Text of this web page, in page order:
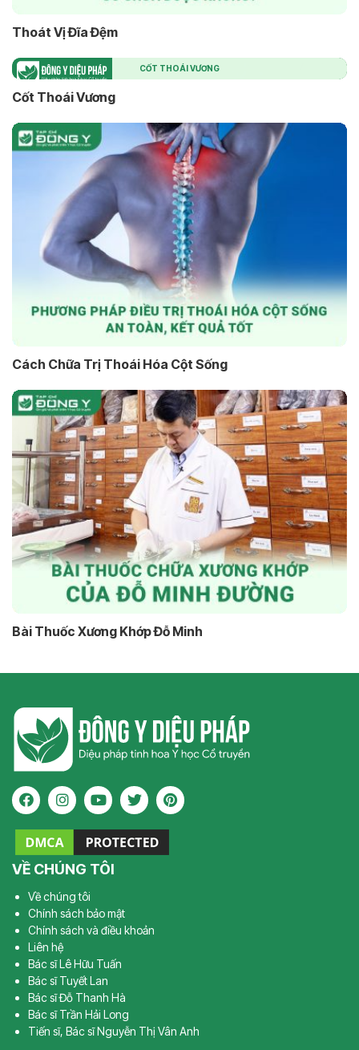
Thoát Vị Đĩa Đệm
CỐT THOÁI VƯƠNG
Cốt Thoái Vương
Cách Chữa Trị Thoái Hóa Cột Sống
Bài Thuốc Xương Khớp Đỗ Minh
VỀ CHÚNG TÔI
Về chúng tôi
Chính sách bảo mật
Chính sách và điều khoản
Liên hệ
Bác sĩ Lê Hữu Tuấn
Bác sĩ Tuyết Lan
Bác sĩ Đỗ Thanh Hà
Bác sĩ Trần Hải Long
Tiến sĩ, Bác sĩ Nguyễn Thị Vân Anh